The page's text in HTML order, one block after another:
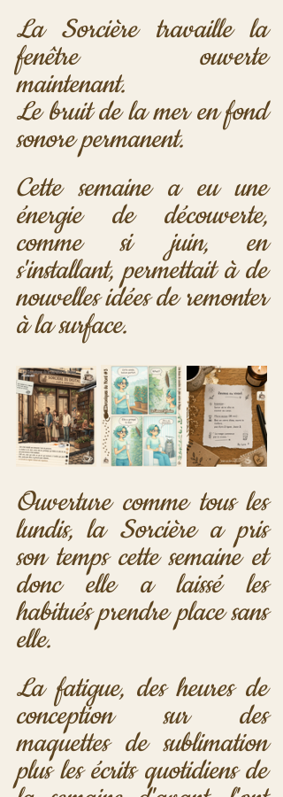
La Sorcière travaille la
fenêtre ouverte
maintenant.
Le bruit de la mer en fond
sonore permanent.
Cette semaine a eu une
énergie de découverte,
comme si juin, en
s'installant, permettait à de
nouvelles idées de remonter
à la surface.
Ouverture comme tous les
lundis, la Sorcière a pris
son temps cette semaine et
donc elle a laissé les
habitués prendre place sans
elle.
La fatigue, des heures de
conception sur des
maquettes de sublimation
plus les écrits quotidiens de